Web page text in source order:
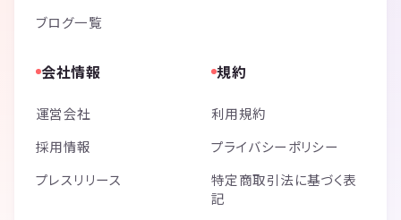
ブログ一覧
会社情報
運営会社
採用情報
プレスリリース
規約
利用規約
プライバシーポリシー
特定商取引法に基づく表
記